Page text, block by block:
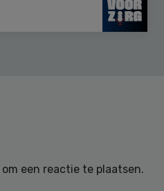
om een reactie te plaatsen.